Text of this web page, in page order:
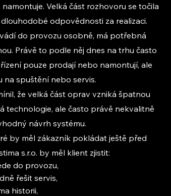
Velká část rozhovoru se točila
odpovědnosti za realizaci.
do provozu osobně, má potřebná
Právě to podle něj dnes na trhu často
pouze prodají nebo namontují, ale
na spuštění nebo servis.
že velká část oprav vzniká špatnou
technologie, ale často právě nekvalitně
návrh systému.
by měl zákazník pokládat ještě před
s.r.o. by měl klient zjistit:
do provozu,
řešit servis,
historii,